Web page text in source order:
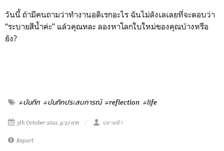
วันนี้ ถ้ามีคนถามว่าทำงานอดิเรกอะไร ฉันไม่ลังเลเลยที่จะตอบว่า
“ระบายสีน้ำค่ะ” แล้วคุณหละ ลองหาโลกใบใหม่ของคุณบ้างหรือ
ยัง?
#บันทึก #บันทึกประสบการณ์ #reflection #life
5th October 2021, 9:27 am ปลายฟ้า
Report